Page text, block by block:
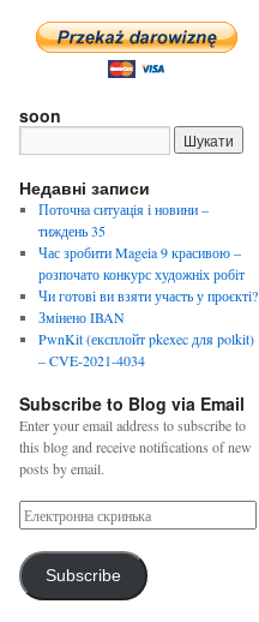
soon
Недавні записи
Поточна ситуація і новини –
тиждень 35
Час зробити Mageia 9 красивою –
розпочато конкурс художніх робіт
Чи готові ви взяти участь у проєкті?
Змінено IBAN
PwnKit (експлойт pkexec для polkit)
– CVE-2021-4034
Subscribe to Blog via Email
Enter your email address to subscribe to
this blog and receive notifications of new
posts by email.
Subscribe